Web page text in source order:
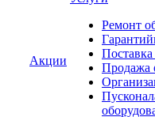
Акции
Ремонт
Продажа